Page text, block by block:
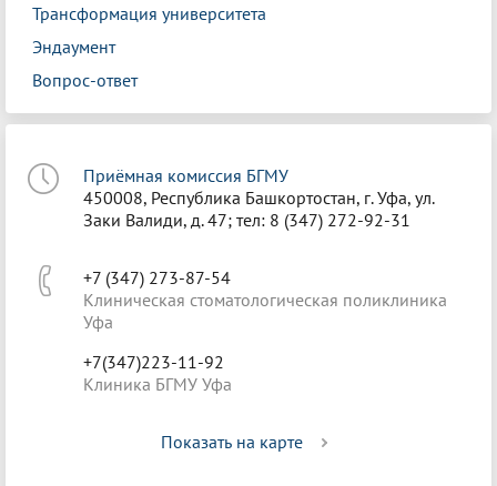
Трансформация университета
Эндаумент
Вопрос-ответ
Приёмная комиссия БГМУ
450008, Республика Башкортостан, г. Уфа, ул.
Заки Валиди, д. 47; тел: 8 (347) 272-92-31
+7 (347) 273-87-54
Клиническая стоматологическая поликлиника
Уфа
+7(347)223-11-92
Клиника БГМУ Уфа
Показать на карте